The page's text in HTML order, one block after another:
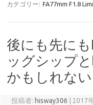
カテゴリー: FA77mm F1.8
後にも先に
ッグシップ
かもしれない
投稿者: hisway306 2017